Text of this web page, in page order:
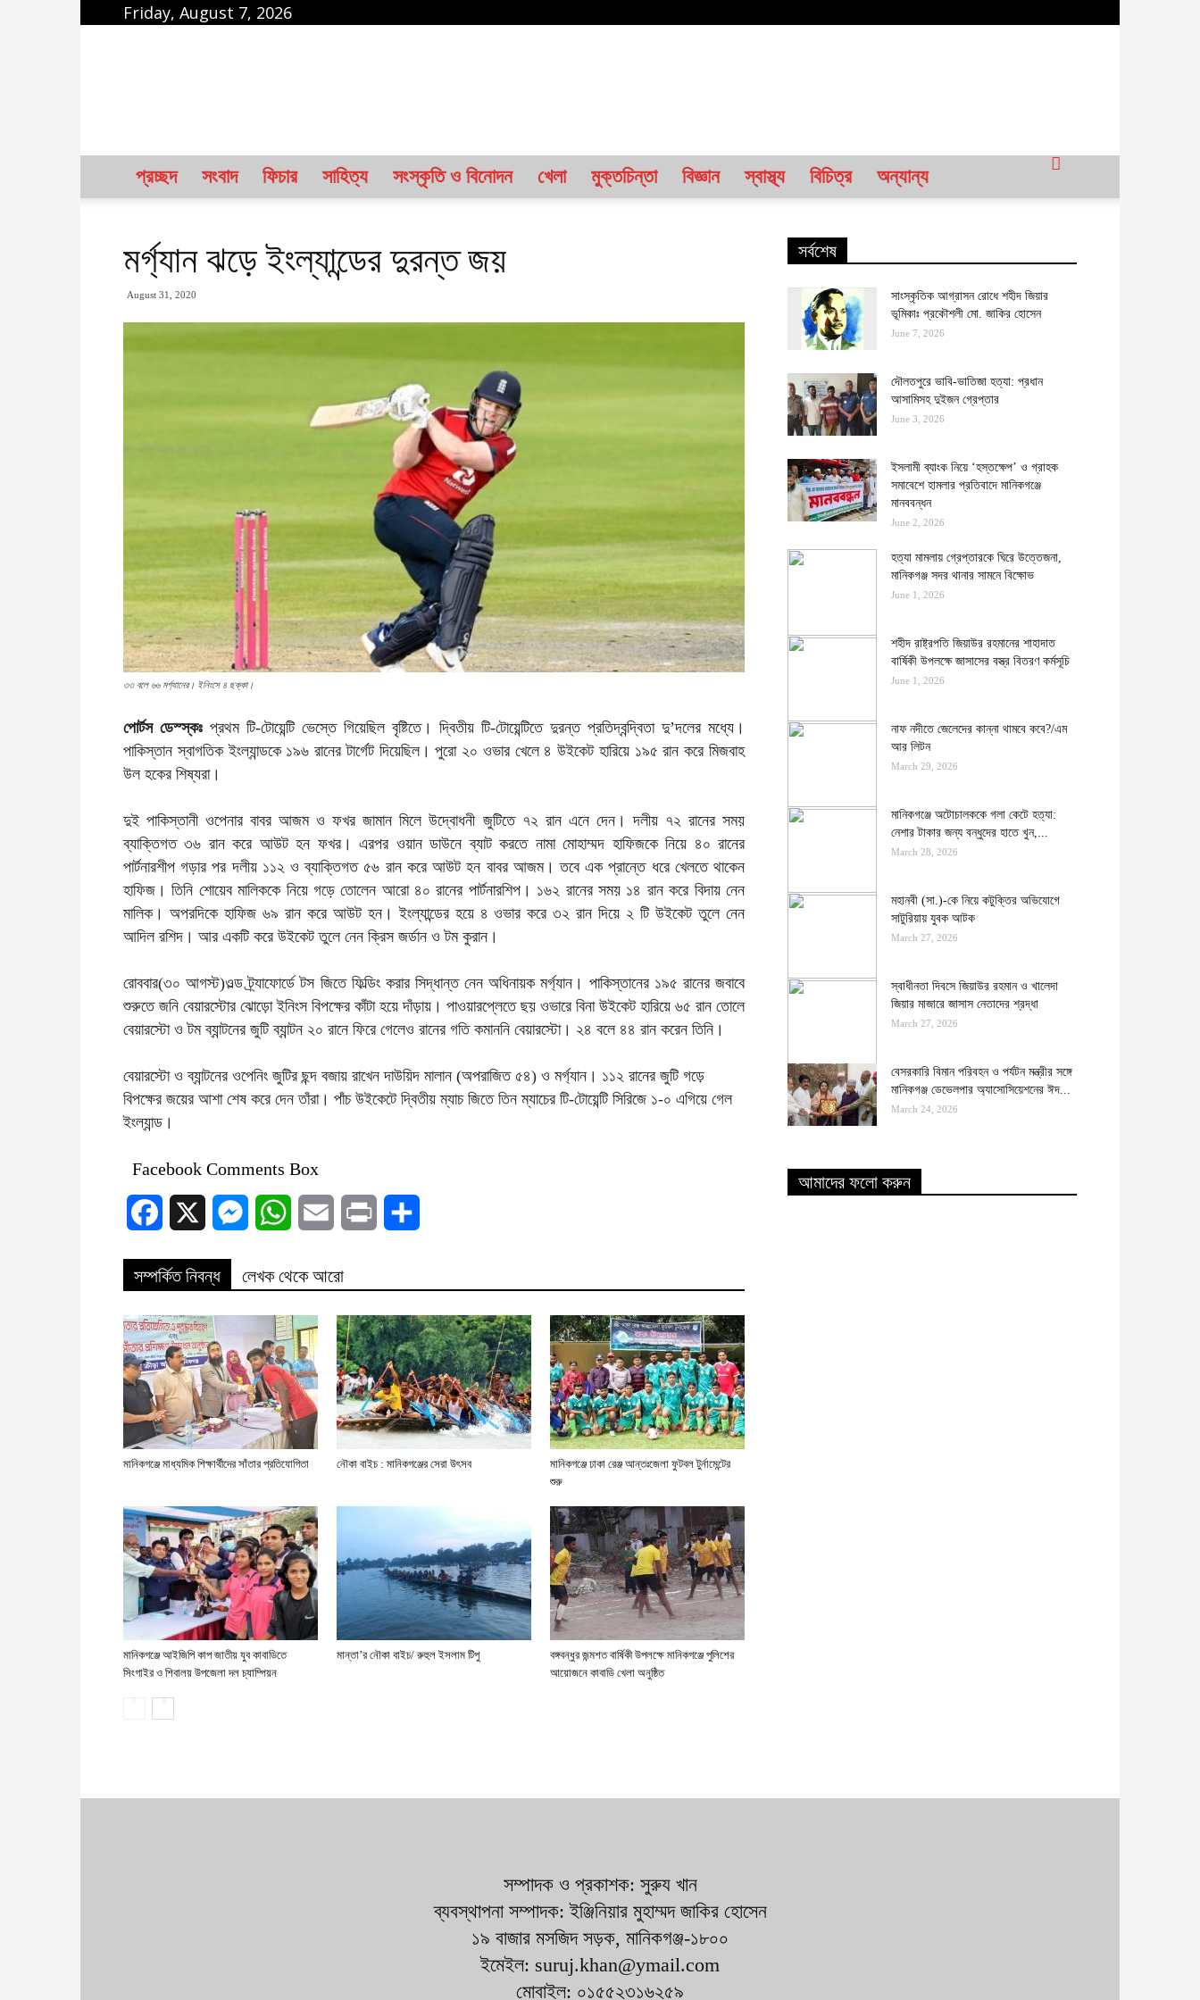
Friday, August 7, 2026
প্রচ্ছদ সংবাদ ফিচার সাহিত্য সংস্কৃতি ও বিনোদন খেলা মুক্তচিন্তা বিজ্ঞান স্বাস্থ্য বিচিত্র অন্যান্য
মর্গ্যান ঝড়ে ইংল্যান্ডের দুরন্ত জয়
August 31, 2020
৩৩ বলে ৬৬ মর্গ্যানের। ইনিংসে ৪ ছক্কা।
পোর্টস ডেস্স্কঃ প্রথম টি-টোয়েন্টি ভেস্তে গিয়েছিল বৃষ্টিতে। দ্বিতীয় টি-টোয়েন্টিতে দুরন্ত প্রতিদ্বন্দ্বিতা দু’দলের মধ্যে।
পাকিস্তান স্বাগতিক ইংল্যান্ডকে ১৯৬ রানের টার্গেট দিয়েছিল। পুরো ২০ ওভার খেলে ৪ উইকেট হারিয়ে ১৯৫ রান করে মিজবাহ
উল হকের শিষ্যরা।
দুই পাকিস্তানী ওপেনার বাবর আজম ও ফখর জামান মিলে উদ্বোধনী জুটিতে ৭২ রান এনে দেন। দলীয় ৭২ রানের সময়
ব্যাক্তিগত ৩৬ রান করে আউট হন ফখর। এরপর ওয়ান ডাউনে ব্যাট করতে নামা মোহাম্মদ হাফিজকে নিয়ে ৪০ রানের
পার্টনারশীপ গড়ার পর দলীয় ১১২ ও ব্যাক্তিগত ৫৬ রান করে আউট হন বাবর আজম। তবে এক প্রান্তে ধরে খেলতে থাকেন
হাফিজ। তিনি শোয়েব মালিককে নিয়ে গড়ে তোলেন আরো ৪০ রানের পার্টনারশিপ। ১৬২ রানের সময় ১৪ রান করে বিদায় নেন
মালিক। অপরদিকে হাফিজ ৬৯ রান করে আউট হন। ইংল্যান্ডের হয়ে ৪ ওভার করে ৩২ রান দিয়ে ২ টি উইকেট তুলে নেন
আদিল রশিদ। আর একটি করে উইকেট তুলে নেন ক্রিস জর্ডান ও টম কুরান।
রোববার(৩০ আগস্ট)ওল্ড ট্র্যাফোর্ডে টস জিতে ফিল্ডিং করার সিদ্ধান্ত নেন অধিনায়ক মর্গ্যান। পাকিস্তানের ১৯৫ রানের জবাবে
শুরুতে জনি বেয়ারস্টোর ঝোড়ো ইনিংস বিপক্ষের কাঁটা হয়ে দাঁড়ায়। পাওয়ারপ্লেতে ছয় ওভারে বিনা উইকেট হারিয়ে ৬৫ রান তোলে
বেয়ারস্টো ও টম ব্যান্টনের জুটি ব্যান্টন ২০ রানে ফিরে গেলেও রানের গতি কমাননি বেয়ারস্টো। ২৪ বলে ৪৪ রান করেন তিনি।
বেয়ারস্টো ও ব্যান্টনের ওপেনিং জুটির ছন্দ বজায় রাখেন দাউয়িদ মালান (অপরাজিত ৫৪) ও মর্গ্যান। ১১২ রানের জুটি গড়ে
বিপক্ষের জয়ের আশা শেষ করে দেন তাঁরা। পাঁচ উইকেটে দ্বিতীয় ম্যাচ জিতে তিন ম্যাচের টি-টোয়েন্টি সিরিজে ১-০ এগিয়ে গেল
ইংল্যান্ড।
Facebook Comments Box
Facebook MessengerWhatsAppEmail Print
সম্পর্কিত নিবন্ধ লেখক থেকে আরো
মানিকগঞ্জে মাধ্যমিক শিক্ষার্থীদের সাঁতার প্রতিযোগিতা নৌকা বাইচ : মানিকগঞ্জের সেরা উৎসব
মানিকগঞ্জে ঢাকা রেঞ্জ আন্তঃজেলা ফুটবল টুর্নামেন্টের
শুরু
মানিকগঞ্জে আইজিপি কাপ জাতীয় যুব কাবাডিতে
সিংগাইর ও শিবালয় উপজেলা দল চ্যাম্পিয়ন
মান্তা’র নৌকা বাইচ/ রুহুল ইসলাম টিপু
বঙ্গবন্ধুর জন্মশত বার্ষিকী উপলক্ষে মানিকগঞ্জে পুলিশের
আয়োজনে কাবাডি খেলা অনুষ্ঠিত
সর্বশেষ
সাংস্কৃতিক আগ্রাসন রোধে শহীদ জিয়ার
ভূমিকাঃ প্রকৌশলী মো. জাকির হোসেন
June 7, 2026
দৌলতপুরে ভাবি-ভাতিজা হত্যা: প্রধান
আসামিসহ দুইজন গ্রেপ্তার
June 3, 2026
ইসলামী ব্যাংক নিয়ে ‘হস্তক্ষেপ’ ও গ্রাহক
সমাবেশে হামলার প্রতিবাদে মানিকগঞ্জে
মানববন্ধন
June 2, 2026
হত্যা মামলায় গ্রেপ্তারকে ঘিরে উত্তেজনা,
মানিকগঞ্জ সদর থানার সামনে বিক্ষোভ
June 1, 2026
শহীদ রাষ্ট্রপতি জিয়াউর রহমানের শাহাদাত
বার্ষিকী উপলক্ষে জাসাসের বস্ত্র বিতরণ কর্মসূচি
June 1, 2026
নাফ নদীতে জেলেদের কান্না থামবে কবে?/এম
আর লিটন
March 29, 2026
মানিকগঞ্জে অটোচালককে গলা কেটে হত্যা:
নেশার টাকার জন্য বন্ধুদের হাতে খুন,...
March 28, 2026
মহানবী (সা.)-কে নিয়ে কটুক্তির অভিযোগে
সাটুরিয়ায় যুবক আটক
March 27, 2026
স্বাধীনতা দিবসে জিয়াউর রহমান ও খালেদা
জিয়ার মাজারে জাসাস নেতাদের শ্রদ্ধা
March 27, 2026
বেসরকারি বিমান পরিবহন ও পর্যটন মন্ত্রীর সঙ্গে
মানিকগঞ্জ ডেভেলপার অ্যাসোসিয়েশনের ঈদ...
March 24, 2026
আমাদের ফলো করুন
সম্পাদক ও প্রকাশক: সুরুয খান
ব্যবস্থাপনা সম্পাদক: ইঞ্জিনিয়ার মুহাম্মদ জাকির হোসেন
১৯ বাজার মসজিদ সড়ক, মানিকগঞ্জ-১৮০০
ইমেইল: suruj.khan@ymail.com
মোবাইল: ০১৫৫২৩১৬২৫৯